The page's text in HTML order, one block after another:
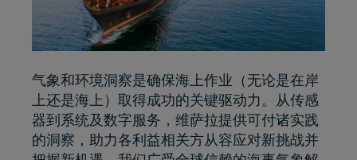
气象和环境洞察是确保海上作业（无论是在岸
上还是海上）取得成功的关键驱动力。从传感
器到系统及数字服务，维萨拉提供可付诸实践
的洞察，助力各利益相关方从容应对新挑战并